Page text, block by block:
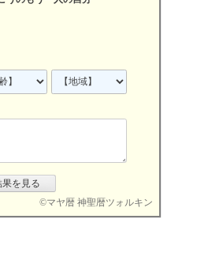
©マヤ暦 神聖暦ツォルキン